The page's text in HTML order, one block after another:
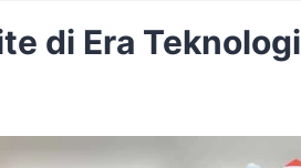
di Era Teknologi